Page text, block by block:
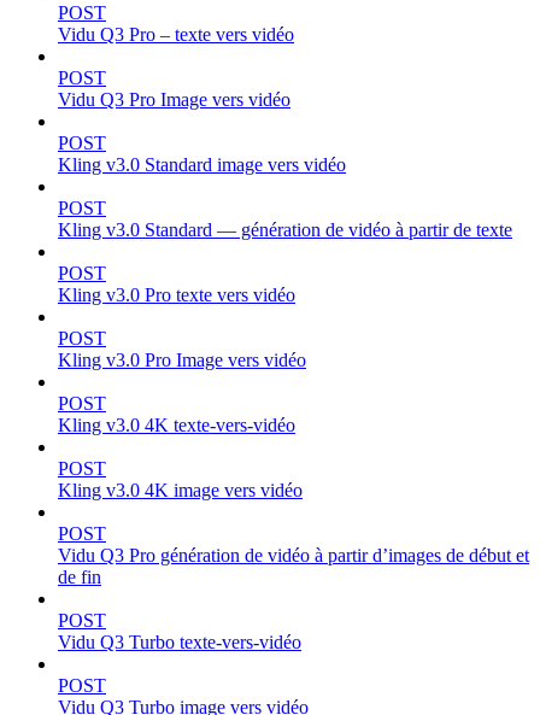
POST
Vidu Q3 Pro – texte vers vidéo
POST
Vidu Q3 Pro Image vers vidéo
POST
Kling v3.0 Standard image vers vidéo
POST
Kling v3.0 Standard — génération de vidéo à partir de texte
POST
Kling v3.0 Pro texte vers vidéo
POST
Kling v3.0 Pro Image vers vidéo
POST
Kling v3.0 4K texte-vers-vidéo
POST
Kling v3.0 4K image vers vidéo
POST
Vidu Q3 Pro génération de vidéo à partir d’images de début et
de fin
POST
Vidu Q3 Turbo texte-vers-vidéo
POST
Vidu Q3 Turbo image vers vidéo